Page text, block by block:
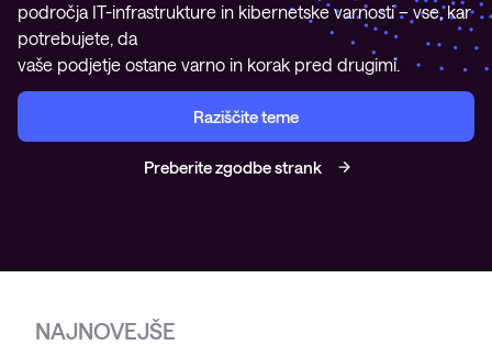
področja IT-infrastrukture in kibernetske varnosti – vse, kar
potrebujete, da
vaše podjetje ostane varno in korak pred drugimi.
Raziščite teme
Preberite zgodbe strank
NAJNOVEJŠE